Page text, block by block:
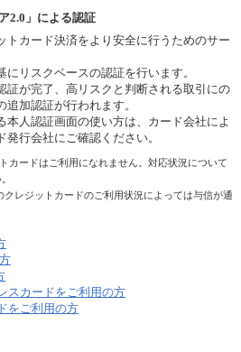
2.0」による認証
トカード決済をより安全に行うためのサー
リスクベースの認証を行います。
証が完了、高リスクと判断される取引にの
加認証が行われます。
本人認証画面の使い方は、カード会社によ
行会社にご確認ください。
カードはご利用になれません。対応状況について
レジットカードのご利用状況によっては与信が通
スカードをご利用の方
をご利用の方